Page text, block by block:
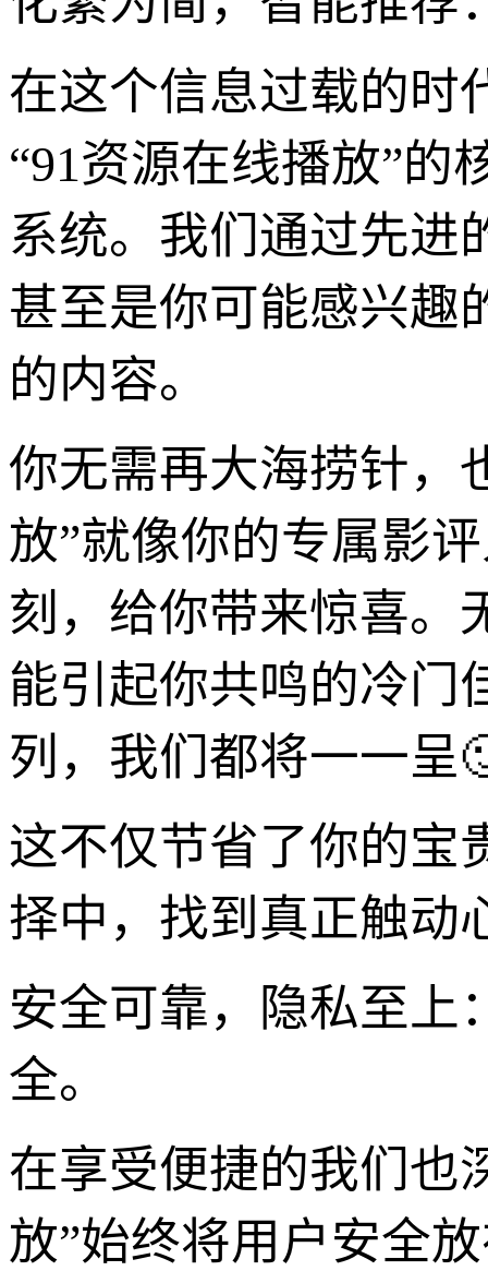
在这个信息过载的时
“91资源在线播放”的
系统。我们通过先进
甚至是你可能感兴趣
的内容。
你无需再大海捞针，
放”就像你的专属影
刻，给你带来惊喜。
能引起你共鸣的冷门
列，我们都将一一呈
这不仅节省了你的宝
择中，找到真正触动
安全可靠，隐私至上
全。
在享受便捷的我们也
放”始终将用户安全